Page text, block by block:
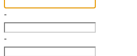
-
-